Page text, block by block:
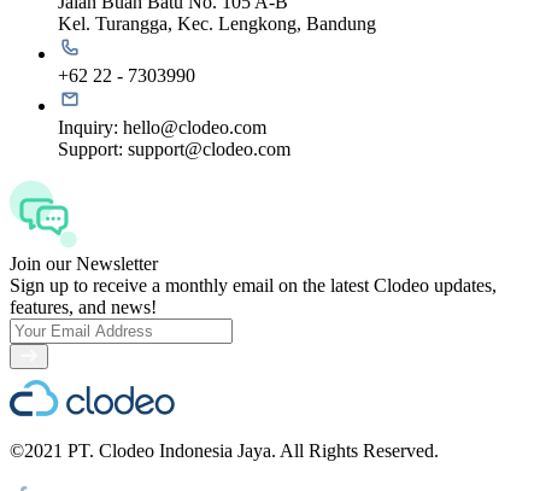
Kel. Turangga, Kec. Lengkong, Bandung
+62 22 - 7303990
Inquiry: hello@clodeo.com
Support: support@clodeo.com
Join our Newsletter
Sign up to receive a monthly email on the latest Clodeo updates,
features, and news!
©2021 PT. Clodeo Indonesia Jaya. All Rights Reserved.